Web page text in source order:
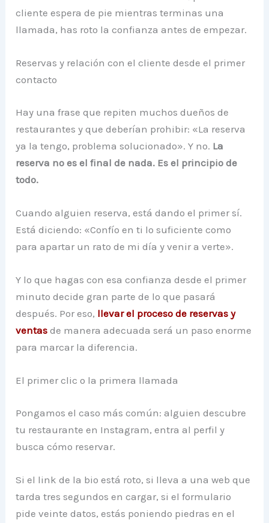
cliente espera de pie mientras terminas una
llamada, has roto la confianza antes de empezar.
Reservas y relación con el cliente desde el primer
contacto
Hay una frase que repiten muchos dueños de
restaurantes y que deberían prohibir: «La reserva
ya la tengo, problema solucionado». Y no. La
reserva no es el final de nada. Es el principio de
todo.
Cuando alguien reserva, está dando el primer sí.
Está diciendo: «Confío en ti lo suficiente como
para apartar un rato de mi día y venir a verte».
Y lo que hagas con esa confianza desde el primer
minuto decide gran parte de lo que pasará
después. Por eso, llevar el proceso de reservas y
ventas de manera adecuada será un paso enorme
para marcar la diferencia.
El primer clic o la primera llamada
Pongamos el caso más común: alguien descubre
tu restaurante en Instagram, entra al perfil y
busca cómo reservar.
Si el link de la bio está roto, si lleva a una web que
tarda tres segundos en cargar, si el formulario
pide veinte datos, estás poniendo piedras en el